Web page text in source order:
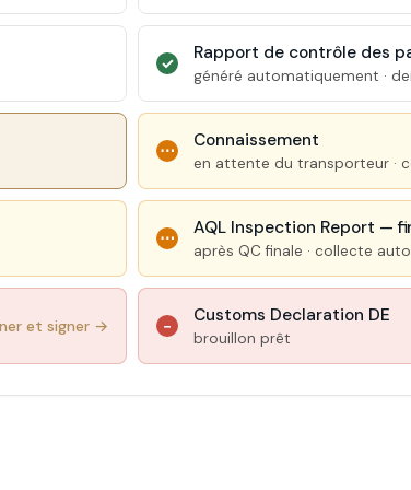
✓ Rapport de contrôle des
généré automatiquement ·
⋯ Connaissement
en attente du transporteur ·
⋯ AQL Inspection Report —
après QC finale · collecte
et signer → − Customs Declaration DE
brouillon prêt